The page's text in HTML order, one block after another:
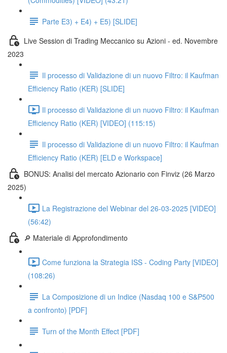
Parte E3) + E4) + E5) [SLIDE]
Live Session di Trading Meccanico su Azioni - ed. Novembre
2023
Il processo di Validazione di un nuovo Filtro: il Kaufman
Efficiency Ratio (KER) [SLIDE]
Il processo di Validazione di un nuovo Filtro: il Kaufman
Efficiency Ratio (KER) [VIDEO] (115:15)
Il processo di Validazione di un nuovo Filtro: il Kaufman
Efficiency Ratio (KER) [ELD e Workspace]
BONUS: Analisi del mercato Azionario con Finviz (26 Marzo
2025)
La Registrazione del Webinar del 26-03-2025 [VIDEO]
(56:42)
🔎 Materiale di Approfondimento
Come funziona la Strategia ISS - Coding Party [VIDEO]
(108:26)
La Composizione di un Indice (Nasdaq 100 e S&P500
a confronto) [PDF]
Turn of the Month Effect [PDF]